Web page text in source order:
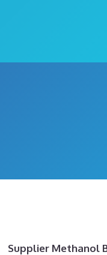
Supplier Methanol